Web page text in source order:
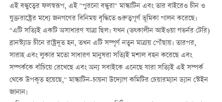
এই বন্ধুত্বের ফলস্বরূপ, এই "পুরনো বন্ধুরা" মাস্কাটিন এবং তার বাইরেও চীন ও
যুক্তরাষ্ট্রের মধ্যে জনগণের বিনিময় বৃদ্ধিতে গুরুত্বপূর্ণ ভূমিকা পালন করেছে।
"এটি সত্যিই একটি অসাধারণ যাত্রা ছিল। যখন (তত্কালীন আইওয়া গভর্নর টেরি)
ব্রানস্ট্যাড চীনে রাষ্ট্রদূত হন, তখন এটি সম্পূর্ণ নতুন মাত্রায় পৌঁছায়। তারপর,
সারাহ এবং লুকার মতো সাধারণ মানুষরা সত্যিই মশাল বহন করেছে এবং
সম্পর্ককে বাঁচিয়ে রেখেছে এবং অন্য সবাইকে এনেছে যারা সত্যিই এই সম্পর্ক
থেকে উপকৃত হয়েছে," মাস্কাটিন-চায়না উদ্যোগ কমিটির চেয়ারম্যান ড্যান স্টেইন
জানান।